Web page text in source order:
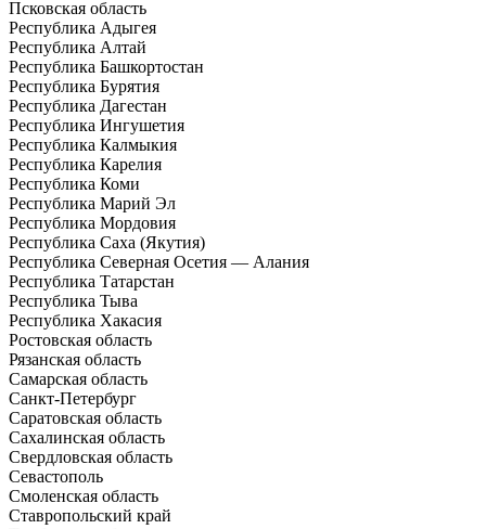
Псковская область
Республика Адыгея
Республика Алтай
Республика Башкортостан
Республика Бурятия
Республика Дагестан
Республика Ингушетия
Республика Калмыкия
Республика Карелия
Республика Коми
Республика Марий Эл
Республика Мордовия
Республика Саха (Якутия)
Республика Северная Осетия — Алания
Республика Татарстан
Республика Тыва
Республика Хакасия
Ростовская область
Рязанская область
Самарская область
Санкт-Петербург
Саратовская область
Сахалинская область
Свердловская область
Севастополь
Смоленская область
Ставропольский край